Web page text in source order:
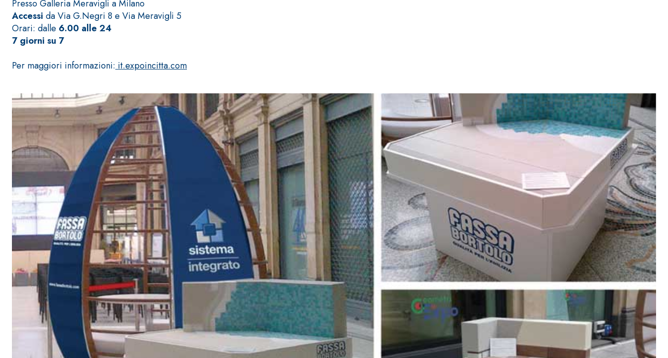
Presso Galleria Meravigli a Milano
Accessi da Via G.Negri 8 e Via Meravigli 5
Orari: dalle 6.00 alle 24
7 giorni su 7
Per maggiori informazioni: it.expoincitta.com
Sistema POSA PAVIMENTI E RIVESTIMENTI AQUAZIP
AQUAZIP ONE PRO
cementizia
Sistema INTONACATURA E COSTRUZIONE PRODOTTI A BASE CALCE AEREA Sistema GYPSOTECH® LASTRE